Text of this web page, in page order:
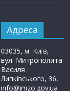
Адреса
03035, м. Київ,
вул. Митрополита
Василя
Липківського, 36,
info@imzo.gov.ua